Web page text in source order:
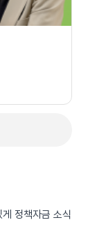
정책자금 소식